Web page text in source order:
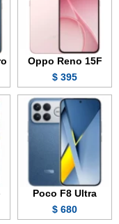
Oppo Reno 15F
395 $
Poco F8 Ultra
680 $